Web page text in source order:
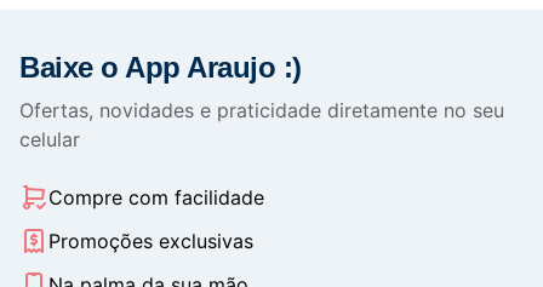
Baixe o App Araujo :)
Ofertas, novidades e praticidade diretamente no seu
celular
Compre com facilidade
Promoções exclusivas